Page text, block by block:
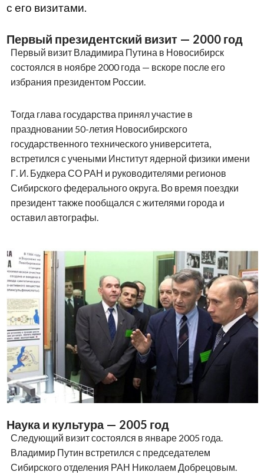
с его визитами.
Первый президентский визит — 2000 год
Первый визит Владимира Путина в Новосибирск
состоялся в ноябре 2000 года — вскоре после его
избрания президентом России.
Тогда глава государства принял участие в
праздновании 50-летия Новосибирского
государственного технического университета,
встретился с учеными Институт ядерной физики имени
Г. И. Будкера СО РАН и руководителями регионов
Сибирского федерального округа. Во время поездки
президент также пообщался с жителями города и
оставил автографы.
Наука и культура — 2005 год
Следующий визит состоялся в январе 2005 года.
Владимир Путин встретился с председателем
Сибирского отделения РАН Николаем Добрецовым.